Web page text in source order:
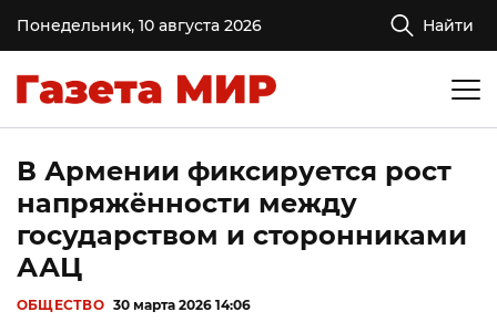
Понедельник, 10 августа 2026 Найти
В Армении фиксируется рост
напряжённости между
государством и сторонниками
ААЦ
ОБЩЕСТВО 30 марта 2026 14:06